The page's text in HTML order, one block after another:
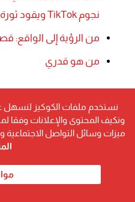
نجوم TikTok ويقود ثورة التسويق الرقمي
من الرؤية إلى الواقع:
من هو قدري
نستخدم ملفات الكوكيز لنسهل
ونكيف المحتوى والإعلانات وفقا
ميزات وسائل التواصل الاجتماعية